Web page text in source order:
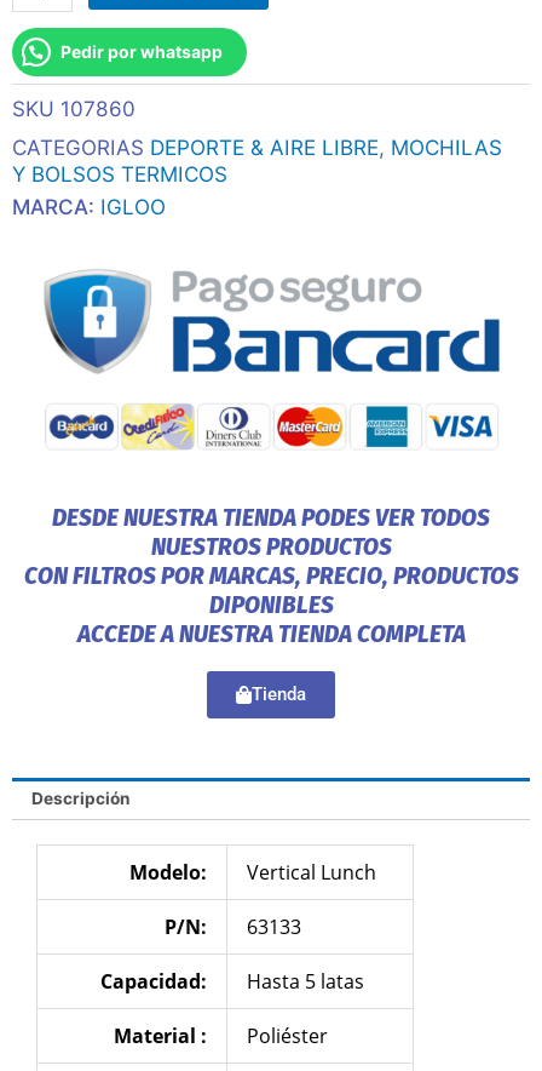
Latas
Vertical
Lunch
5
Gris
63133
Pedir por whatsapp
SKU 107860
CATEGORIAS DEPORTE & AIRE LIBRE, MOCHILAS
Y BOLSOS TERMICOS
MARCA: IGLOO
DESDE NUESTRA TIENDA PODES VER TODOS
NUESTROS PRODUCTOS
CON FILTROS POR MARCAS, PRECIO, PRODUCTOS
DIPONIBLES
ACCEDE A NUESTRA TIENDA COMPLETA
Tienda
Descripción
Modelo: Vertical Lunch
P/N: 63133
Capacidad: Hasta 5 latas
Material : Poliéster